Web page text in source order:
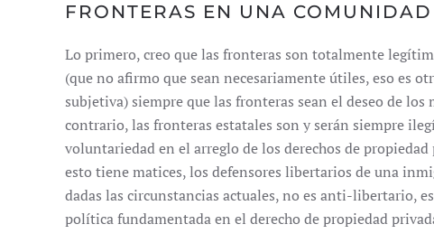
FRONTERAS EN UNA
Lo primero, creo que las fronteras son totalmente
(que no afirmo que sean necesariamente útiles, eso es
subjetiva) siempre que las fronteras sean el deseo de los
contrario, las fronteras estatales son y serán siempre
voluntariedad en el arreglo de los derechos de
esto tiene matices, los defensores libertarios de una
dadas las circunstancias actuales, no es anti-libertario,
política fundamentada en el derecho de propiedad